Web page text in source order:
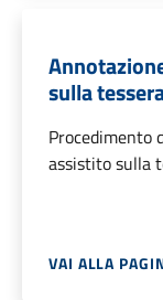
sulla
Procedimento
assistito sulla
VAI ALLA